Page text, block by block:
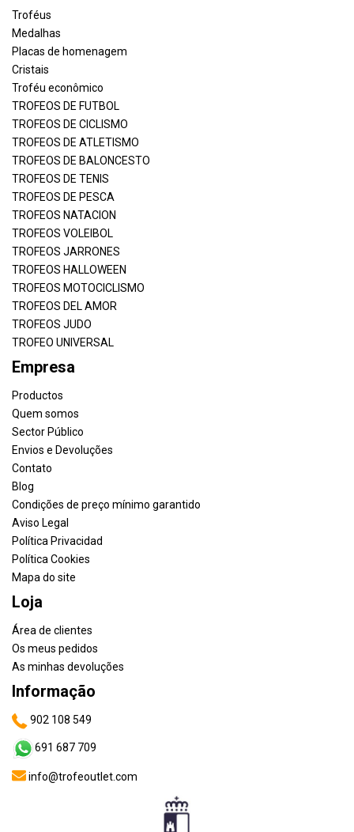
Troféus
Medalhas
Placas de homenagem
Cristais
Troféu econômico
TROFEOS DE FUTBOL
TROFEOS DE CICLISMO
TROFEOS DE ATLETISMO
TROFEOS DE BALONCESTO
TROFEOS DE TENIS
TROFEOS DE PESCA
TROFEOS NATACION
TROFEOS VOLEIBOL
TROFEOS JARRONES
TROFEOS HALLOWEEN
TROFEOS MOTOCICLISMO
TROFEOS DEL AMOR
TROFEOS JUDO
TROFEO UNIVERSAL
Empresa
Productos
Quem somos
Sector Público
Envios e Devoluções
Contato
Blog
Condições de preço mínimo garantido
Aviso Legal
Política Privacidad
Política Cookies
Mapa do site
Loja
Área de clientes
Os meus pedidos
As minhas devoluções
Informação
902 108 549
691 687 709
info@trofeoutlet.com